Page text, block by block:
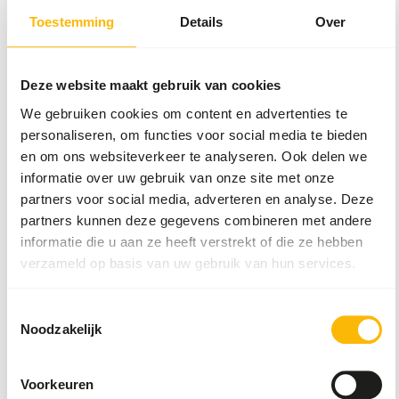
Toestemming Details Over
Deze website maakt gebruik van cookies
We gebruiken cookies om content en advertenties te
personaliseren, om functies voor social media te bieden
en om ons websiteverkeer te analyseren. Ook delen we
informatie over uw gebruik van onze site met onze
partners voor social media, adverteren en analyse. Deze
partners kunnen deze gegevens combineren met andere
informatie die u aan ze heeft verstrekt of die ze hebben
verzameld op basis van uw gebruik van hun services.
Noodzakelijk
Voorkeuren
Meer informatie
DK
Tamarin &
marmoset
diet
Prijs per:10 kg zak
WARNING:
VERWACHTE LEVERTIJD MIN. 5 WERKDAGEN